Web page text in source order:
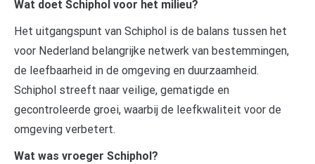
Wat doet Schiphol voor het milieu?
Het uitgangspunt van Schiphol is de balans tussen het
voor Nederland belangrijke netwerk van bestemmingen,
de leefbaarheid in de omgeving en duurzaamheid.
Schiphol streeft naar veilige, gematigde en
gecontroleerde groei, waarbij de leefkwaliteit voor de
omgeving verbetert.
Wat was vroeger Schiphol?